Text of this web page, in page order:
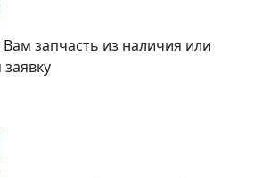
запчасть из наличия или